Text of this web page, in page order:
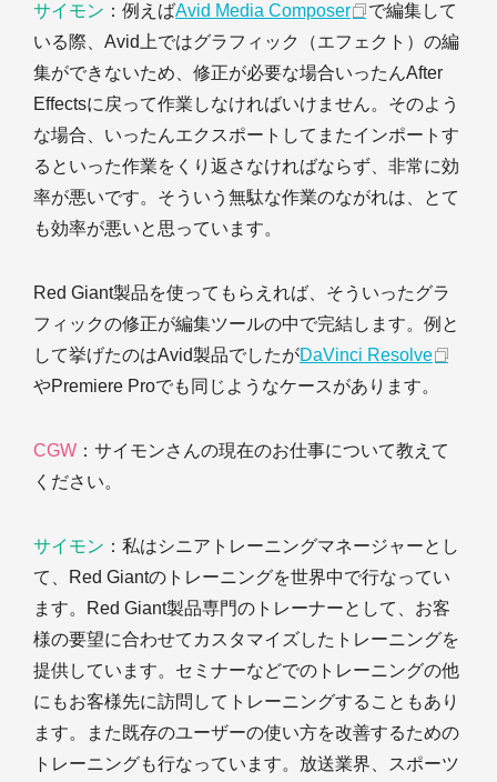
サイモン ：例えばAvid Media Composer
で編集して
いる際、Avid上ではグラフィック（エフェクト）の編
集ができないため、修正が必要な場合いったんAfter
Effectsに戻って作業しなければいけません。そのよう
な場合、いったんエクスポートしてまたインポートす
るといった作業をくり返さなければならず、非常に効
率が悪いです。そういう無駄な作業のながれは、とて
も効率が悪いと思っています。
Red Giant製品を使ってもらえれば、そういったグラ
フィックの修正が編集ツールの中で完結します。例と
して挙げたのはAvid製品でしたがDaVinci Resolve
やPremiere Proでも同じようなケースがあります。
CGW ：サイモンさんの現在のお仕事について教えて
ください。
サイモン ：私はシニアトレーニングマネージャーとし
て、Red Giantのトレーニングを世界中で行なってい
ます。Red Giant製品専門のトレーナーとして、お客
様の要望に合わせてカスタマイズしたトレーニングを
提供しています。セミナーなどでのトレーニングの他
にもお客様先に訪問してトレーニングすることもあり
ます。また既存のユーザーの使い方を改善するための
トレーニングも行なっています。放送業界、スポーツ